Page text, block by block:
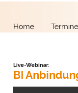
Home Termine
Live-Webinar:
BI